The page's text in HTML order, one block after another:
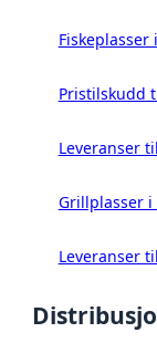
Fiskeplasser
Pristilskudd
Leveranser
Grillplasser i
Leveranser